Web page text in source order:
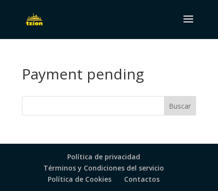
Payment pending
Política de privacidad
Términos y Condiciones del servicio
Política de Cookies
Contactos